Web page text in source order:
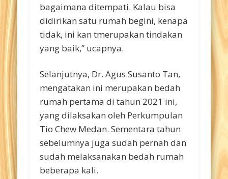
bagaimana ditempati. Kalau bisa
didirikan satu rumah begini, kenapa
tidak, ini kan tmerupakan tindakan
yang baik,” ucapnya.
Selanjutnya, Dr. Agus Susanto Tan,
mengatakan ini merupakan bedah
rumah pertama di tahun 2021 ini,
yang dilaksakan oleh Perkumpulan
Tio Chew Medan. Sementara tahun
sebelumnya juga sudah pernah dan
sudah melaksanakan bedah rumah
beberapa kali.